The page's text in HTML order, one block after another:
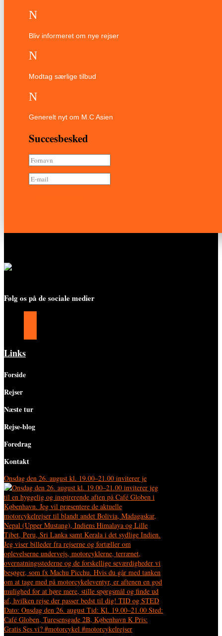
N
Bliv informeret om nye rejser
N
Modtag særlige tilbud
N
Generelt nyt om M.C Asien
Succesbesked
Følg os på de sociale medier
Links
Forside
Rejser
Næste tur
Rejse-blog
Foredrag
Kontakt
Onsdag den 26. august kl. 19.00–21.00 inviterer je